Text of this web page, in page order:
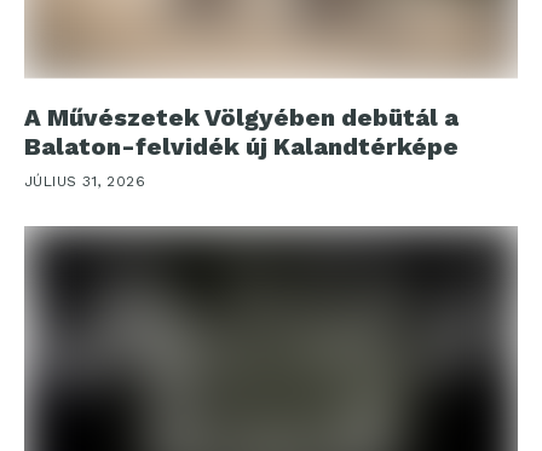
A Művészetek Völgyében debütál a
Balaton-felvidék új Kalandtérképe
JÚLIUS 31, 2026